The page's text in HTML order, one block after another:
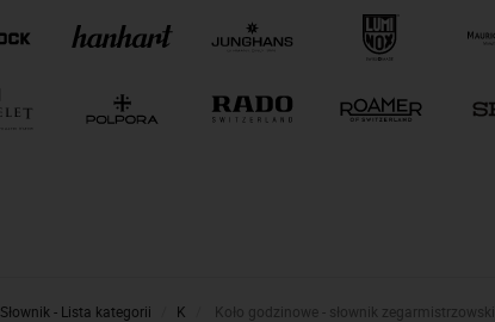
Słownik - Lista kategorii K Koło godzinowe - słownik zegarmistrzowski